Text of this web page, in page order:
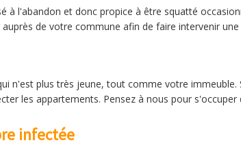
à l'abandon et donc propice à être squatté
de votre commune afin de faire intervenir
n'est plus très jeune, tout comme votre immeuble.
les appartements. Pensez à nous pour s'occuper
infectée